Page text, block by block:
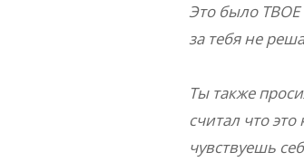
Это было ТВОЕ
за тебя не
Ты также
считал что
чувствуешь